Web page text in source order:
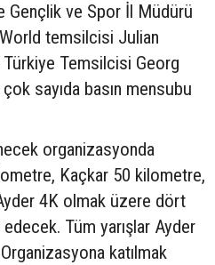
Gençlik ve Spor İl Müdürü
temsilcisi Julian
Temsilcisi Georg
sayıda basın mensubu
organizasyonda
Kaçkar 50 kilometre,
4K olmak üzere dört
Tüm yarışlar Ayder
katılmak